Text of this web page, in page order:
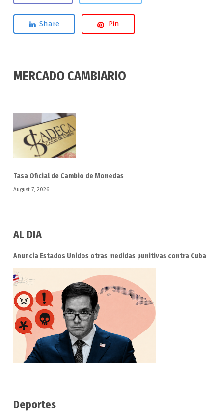
Share Pin
MERCADO CAMBIARIO
Tasa Oficial de Cambio de Monedas
August 7, 2026
AL DIA
Anuncia Estados Unidos otras medidas punitivas contra Cuba
Deportes